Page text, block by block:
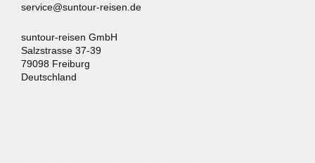
service@suntour-reisen.de
suntour-reisen GmbH
Salzstrasse 37-39
79098 Freiburg
Deutschland